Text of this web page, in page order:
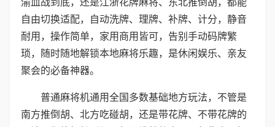
自由切换适配，自动洗牌、理牌、补牌、计分，静音
耐用，操作简单，家用商用皆可，告别手动码牌繁
琐，随时随地解锁本地麻将乐趣，是休闲娱乐、亲友
聚会的必备神器。
普通麻将机通用全国多数基础地方玩法，不管是
南方推倒胡、北方吃碰胡，还是带花牌、不带花牌的